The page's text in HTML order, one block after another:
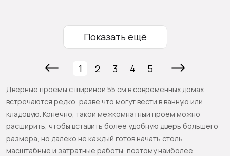
Показать ещё
1 2 3 4 5
Дверные проемы с шириной 55 см в современных домах
встречаются редко, разве что могут вести в ванную или
кладовую. Конечно, такой межкомнатный проем можно
расширить, чтобы вставить более удобную дверь большего
размера, но далеко не каждый готов начать столь
масштабные и затратные работы, поэтому наиболее